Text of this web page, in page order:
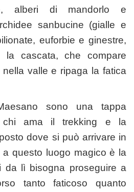
alberi di mandorlo e
sanbucine (gialle e
euforbie e ginestre,
la cascata, che compare
nella valle e ripaga la fatica
sono una tappa
chi ama il trekking e la
dove si può arrivare in
questo luogo magico è la
da lì bisogna proseguire a
tanto faticoso quanto